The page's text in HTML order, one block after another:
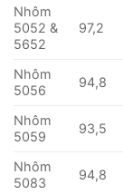
Nhôm
5052 &
5652
97,2
Nhôm
5056
94,8
Nhôm
5059
93,5
Nhôm
5083
94,8